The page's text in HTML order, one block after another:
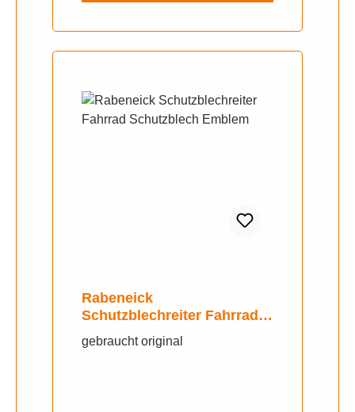
Rabeneick
Schutzblechreiter Fahrrad
Schutzblech Emblem
gebraucht original